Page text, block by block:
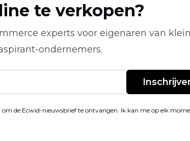
te verkopen?
experts voor eigenaren van
ondernemers.
om de Ecwid-nieuwsbrief te ontvangen. Ik kan me op elk